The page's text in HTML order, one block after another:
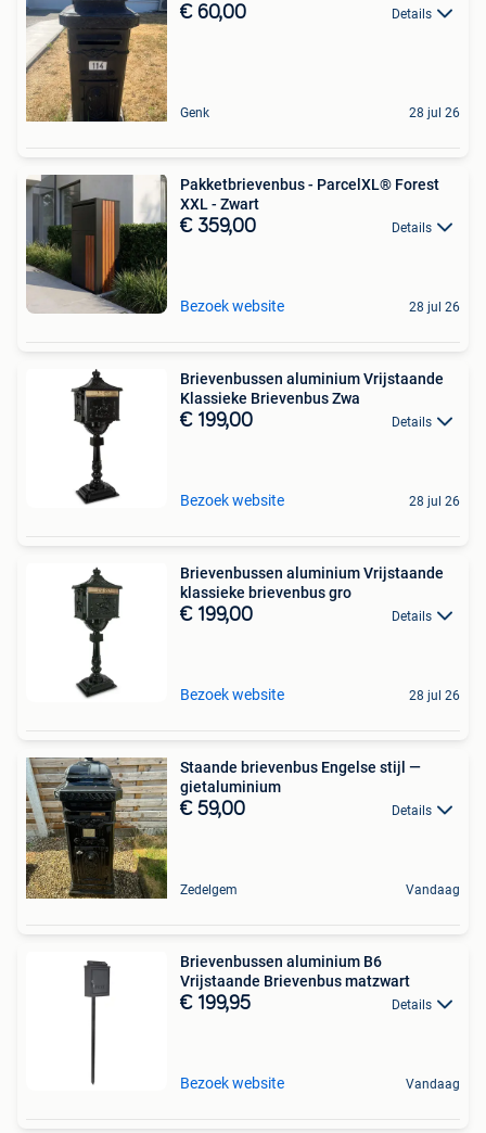
€ 60,00 Details
Genk 28 jul 26
Pakketbrievenbus - ParcelXL® Forest
XXL - Zwart
€ 359,00 Details
Bezoek website 28 jul 26
Brievenbussen aluminium Vrijstaande
Klassieke Brievenbus Zwa
€ 199,00 Details
Bezoek website 28 jul 26
Brievenbussen aluminium Vrijstaande
klassieke brievenbus gro
€ 199,00 Details
Bezoek website 28 jul 26
Staande brievenbus Engelse stijl —
gietaluminium
€ 59,00 Details
Zedelgem Vandaag
Brievenbussen aluminium B6
Vrijstaande Brievenbus matzwart
€ 199,95 Details
Bezoek website Vandaag